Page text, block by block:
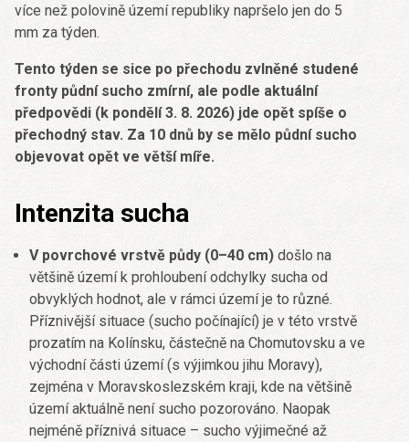
více než polovině území republiky napršelo jen do 5
mm za týden.
Tento týden se sice po přechodu zvlněné studené
fronty půdní sucho zmírní, ale podle aktuální
předpovědi (k pondělí 3. 8. 2026) jde opět spíše o
přechodný stav. Za 10 dnů by se mělo půdní sucho
objevovat opět ve větší míře.
Intenzita sucha
V povrchové vrstvě půdy (0–40 cm) došlo na
většině území k prohloubení odchylky sucha od
obvyklých hodnot, ale v rámci území je to různé.
Příznivější situace (sucho počínající) je v této vrstvě
prozatím na Kolínsku, částečně na Chomutovsku a ve
východní části území (s výjimkou jihu Moravy),
zejména v Moravskoslezském kraji, kde na většině
území aktuálně není sucho pozorováno. Naopak
nejméně příznivá situace – sucho výjimečné až